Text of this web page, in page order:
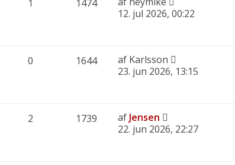
1 1474
12. jul 2026, 00:22
0 1644 af Karlsson
23. jun 2026, 13:15
2 1739 af Jensen
22. jun 2026, 22:27